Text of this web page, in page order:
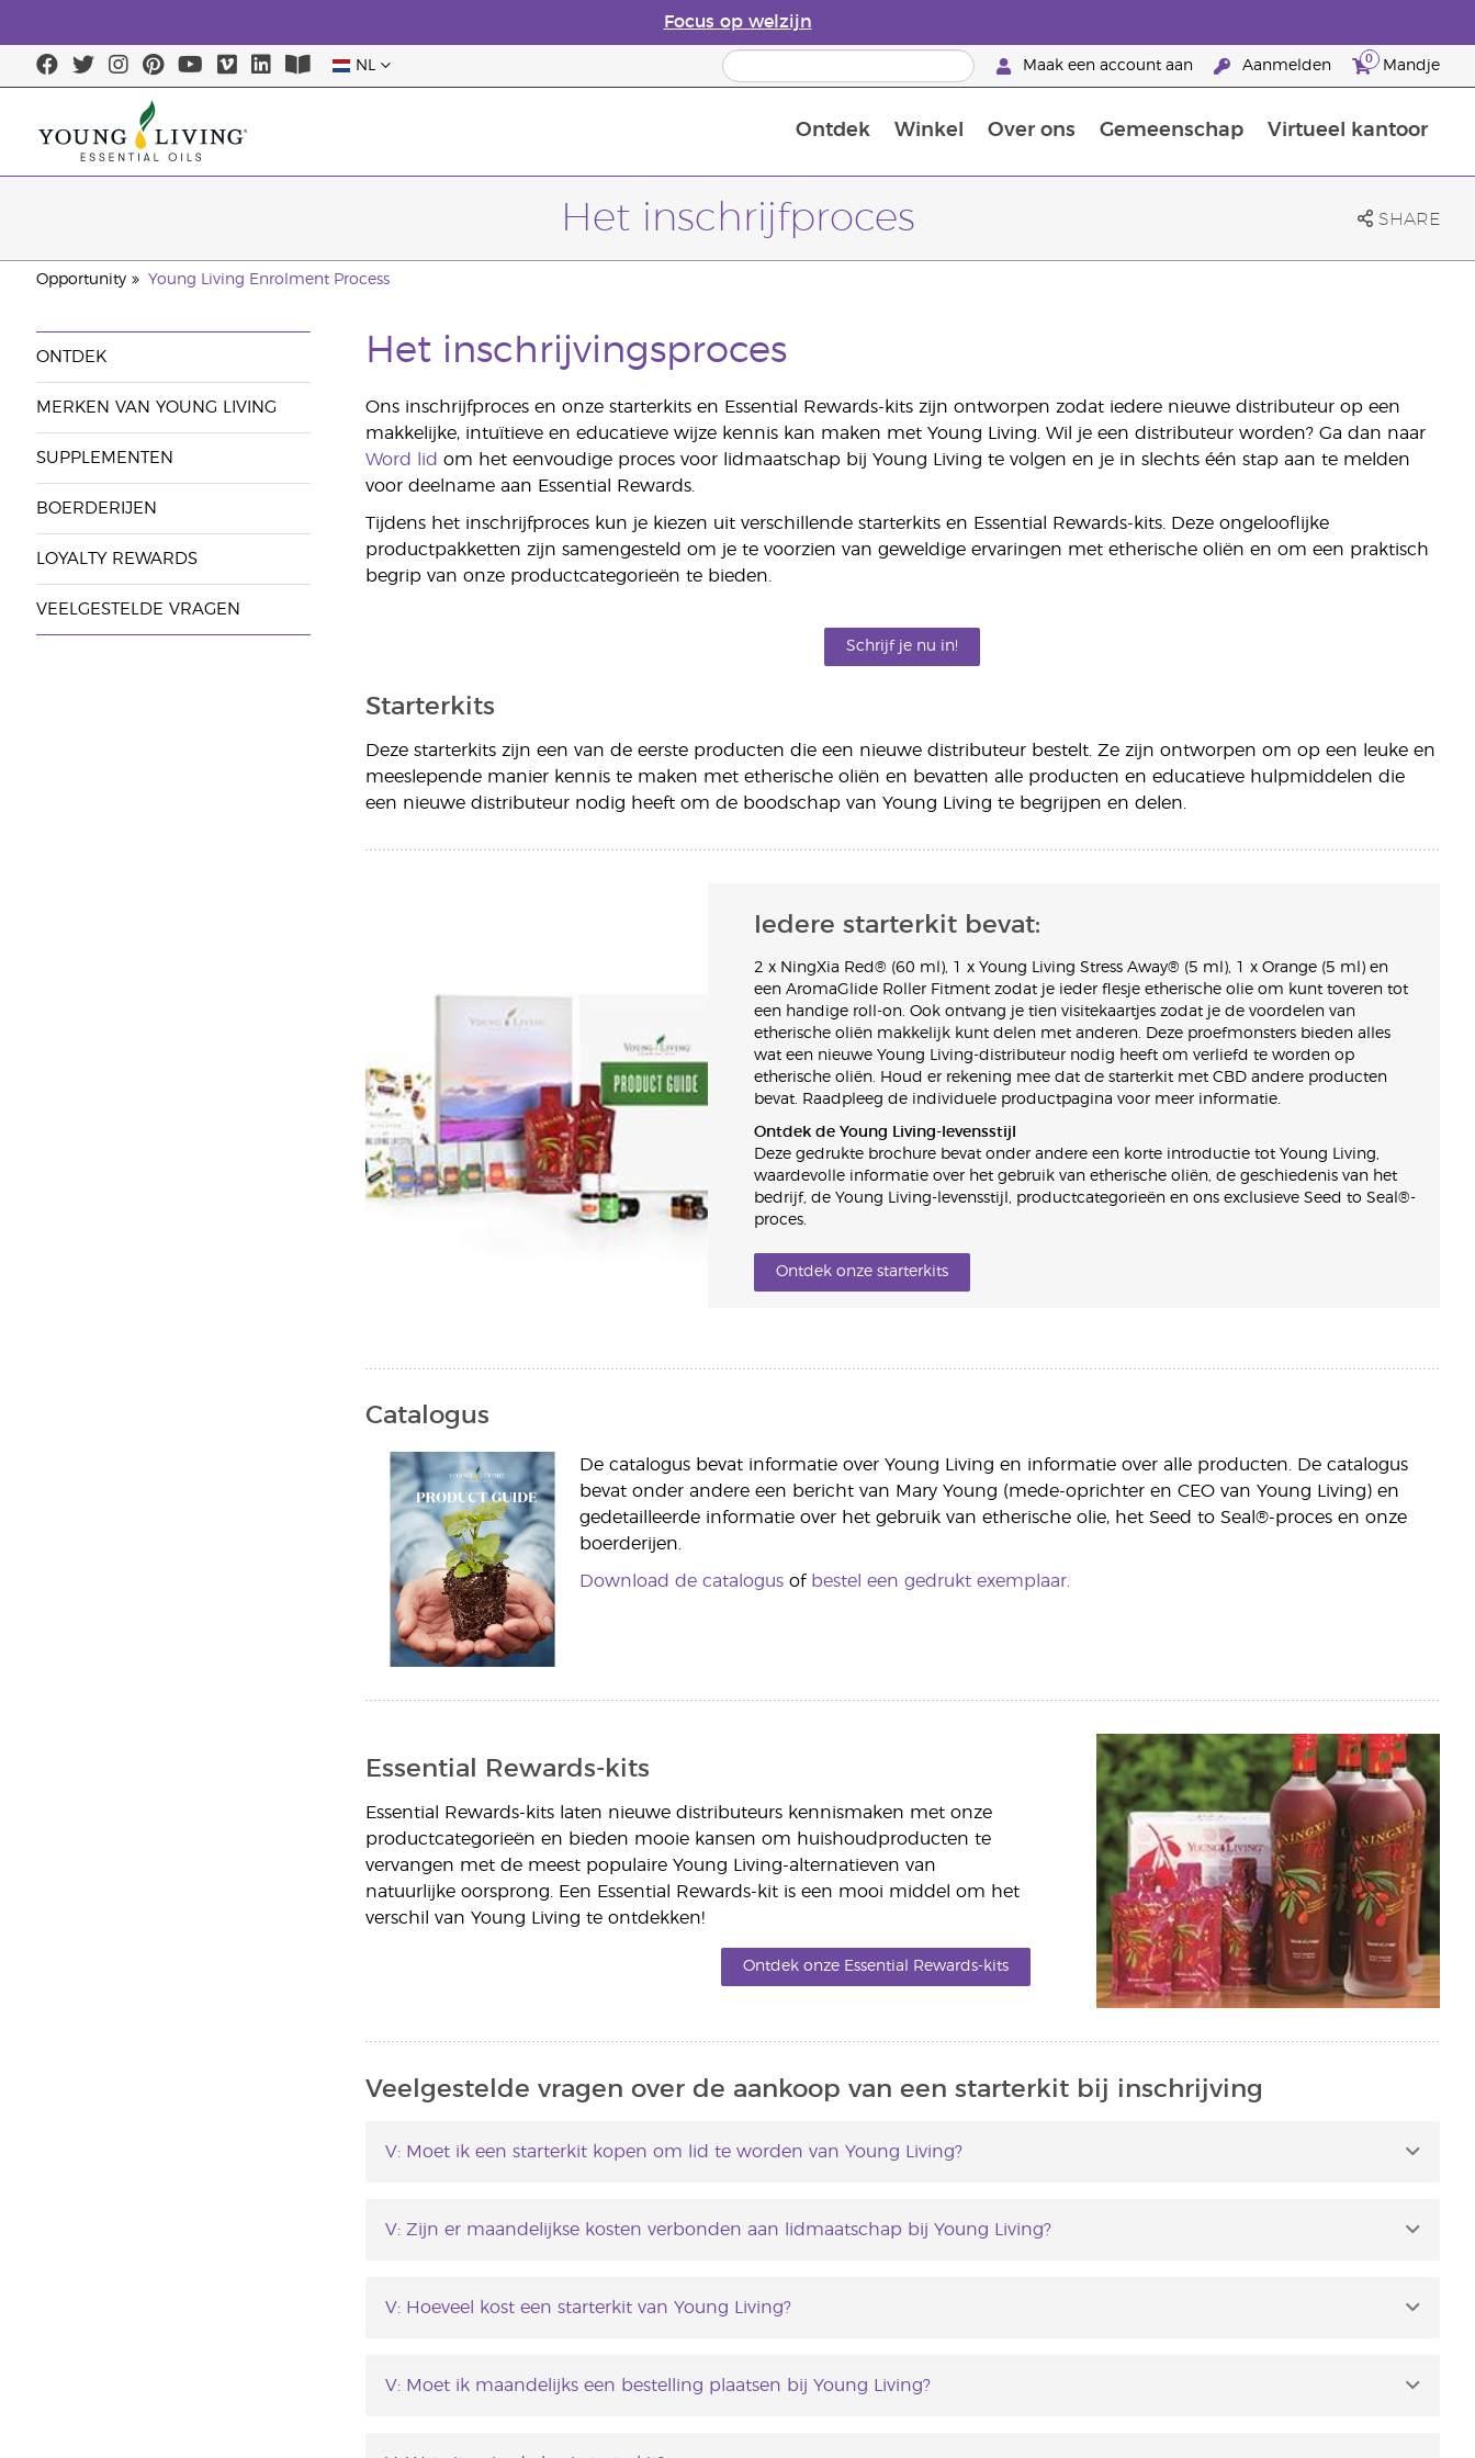
Focus op welzijn
NL Maak een account aan Aanmelden 0 Mandje
Ontdek Winkel Over ons Gemeenschap Virtueel kantoor
Het inschrijfproces SHARE
Opportunity Young Living Enrolment Process
ONTDEK
MERKEN VAN YOUNG LIVING
SUPPLEMENTEN
BOERDERIJEN
LOYALTY REWARDS
VEELGESTELDE VRAGEN
Het inschrijvingsproces
Ons inschrijfproces en onze starterkits en Essential Rewards-kits zijn ontworpen zodat iedere nieuwe distributeur op een
makkelijke, intuïtieve en educatieve wijze kennis kan maken met Young Living. Wil je een distributeur worden? Ga dan naar
Word lid om het eenvoudige proces voor lidmaatschap bij Young Living te volgen en je in slechts één stap aan te melden
voor deelname aan Essential Rewards.
Tijdens het inschrijfproces kun je kiezen uit verschillende starterkits en Essential Rewards-kits. Deze ongelooflijke
productpakketten zijn samengesteld om je te voorzien van geweldige ervaringen met etherische oliën en om een praktisch
begrip van onze productcategorieën te bieden.
Schrijf je nu in!
Starterkits
Deze starterkits zijn een van de eerste producten die een nieuwe distributeur bestelt. Ze zijn ontworpen om op een leuke en
meeslepende manier kennis te maken met etherische oliën en bevatten alle producten en educatieve hulpmiddelen die
een nieuwe distributeur nodig heeft om de boodschap van Young Living te begrijpen en delen.
Iedere starterkit bevat:
2 x NingXia Red® (60 ml), 1 x Young Living Stress Away® (5 ml), 1 x Orange (5 ml) en
een AromaGlide Roller Fitment zodat je ieder flesje etherische olie om kunt toveren tot
een handige roll-on. Ook ontvang je tien visitekaartjes zodat je de voordelen van
etherische oliën makkelijk kunt delen met anderen. Deze proefmonsters bieden alles
wat een nieuwe Young Living-distributeur nodig heeft om verliefd te worden op
etherische oliën. Houd er rekening mee dat de starterkit met CBD andere producten
bevat. Raadpleeg de individuele productpagina voor meer informatie.
Ontdek de Young Living-levensstijl
Deze gedrukte brochure bevat onder andere een korte introductie tot Young Living,
waardevolle informatie over het gebruik van etherische oliën, de geschiedenis van het
bedrijf, de Young Living-levensstijl, productcategorieën en ons exclusieve Seed to Seal®-
proces.
Ontdek onze starterkits
Catalogus
De catalogus bevat informatie over Young Living en informatie over alle producten. De catalogus
bevat onder andere een bericht van Mary Young (mede-oprichter en CEO van Young Living) en
gedetailleerde informatie over het gebruik van etherische olie, het Seed to Seal®-proces en onze
boerderijen.
Download de catalogus of bestel een gedrukt exemplaar.
Essential Rewards-kits
Essential Rewards-kits laten nieuwe distributeurs kennismaken met onze
productcategorieën en bieden mooie kansen om huishoudproducten te
vervangen met de meest populaire Young Living-alternatieven van
natuurlijke oorsprong. Een Essential Rewards-kit is een mooi middel om het
verschil van Young Living te ontdekken!
Ontdek onze Essential Rewards-kits
Veelgestelde vragen over de aankoop van een starterkit bij inschrijving
V: Moet ik een starterkit kopen om lid te worden van Young Living?
V: Zijn er maandelijkse kosten verbonden aan lidmaatschap bij Young Living?
V: Hoeveel kost een starterkit van Young Living?
V: Moet ik maandelijks een bestelling plaatsen bij Young Living?